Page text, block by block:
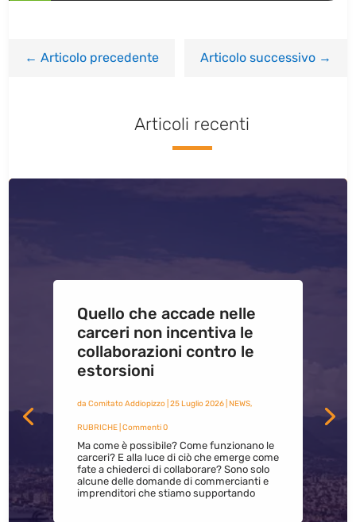
←Articolo precedente Articolo successivo→
Articoli recenti
Quello che accade nelle
carceri non incentiva le
collaborazioni contro le
estorsioni
da Comitato Addiopizzo| 25 Luglio 2026| NEWS,
RUBRICHE| Commenti 0
Ma come è possibile? Come funzionano le
carceri? E alla luce di ciò che emerge come
fate a chiederci di collaborare? Sono solo
alcune delle domande di commercianti e
imprenditori che stiamo supportando